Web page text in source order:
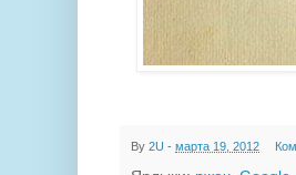
By 2U - марта 19, 2012